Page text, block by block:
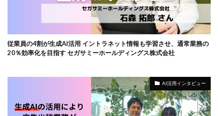
従業員の4割が生成AI活用 イントラネット情報も学習させ、通常業務の
20％効率化を目指す セガサミーホールディングス株式会社
AI活用インタビュー